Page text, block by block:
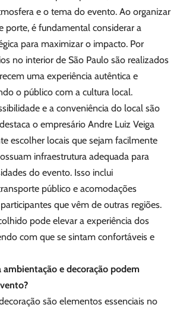
e o tema do evento. Ao organizar
porte, é fundamental considerar a
para maximizar o impacto. Por
no interior de São Paulo são realizados
uma experiência autêntica e
o público com a cultura local.
e a conveniência do local são
o empresário Andre Luiz Veiga
escolher locais que sejam facilmente
infraestrutura adequada para
do evento. Isso inclui
público e acomodações
que vêm de outras regiões.
pode elevar a experiência dos
com que se sintam confortáveis e
ambientação e decoração podem
são elementos essenciais no